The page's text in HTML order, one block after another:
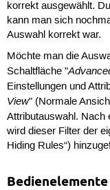
korrekt ausgewählt.
kann man sich
Auswahl korrekt war.
Möchte man die
Schaltfläche "
Einstellungen und
View" (Normale
Attributauswahl. Nach
wird dieser Filter der
Hiding Rules“)
Bedienelemente